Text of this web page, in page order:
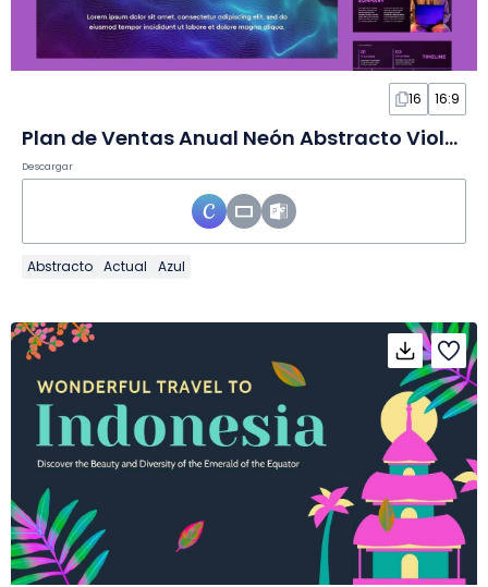
16 16:9
Plan de Ventas Anual Neón Abstracto Violeta en Diapositivas
Descargar
Abstracto Actual Azul